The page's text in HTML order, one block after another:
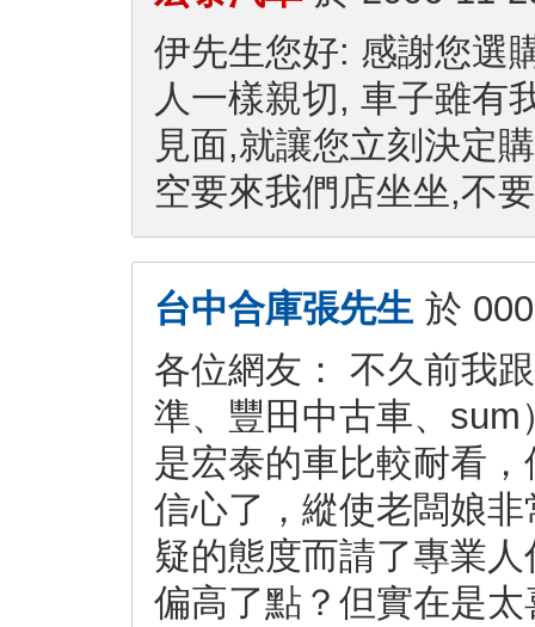
伊先生您好: 感謝您選
人一樣親切, 車子雖有
見面,就讓您立刻決定
空要來我們店坐坐,不
台中合庫張先生 於
各位網友： 不久前我
準、豐田中古車、
是宏泰的車比較耐看
信心了，縱使老闆娘
疑的態度而請了專業
偏高了點？但實在是